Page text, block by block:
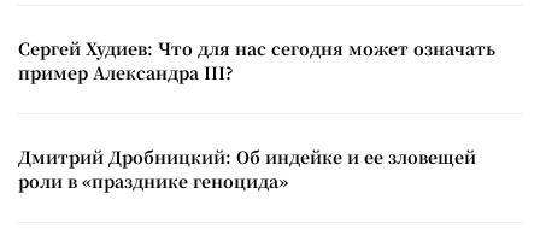
Сергей Худиев: Что для нас сегодня может означать
пример Александра III?
Дмитрий Дробницкий: Об индейке и ее зловещей
роли в «празднике геноцида»